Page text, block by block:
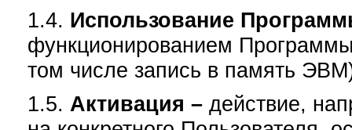
1.4. Использование
функционированием
том числе запись в память
1.5. Активация – действие,